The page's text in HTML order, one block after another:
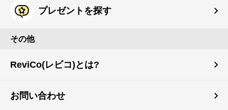
プレゼントを探す
その他
ReviCo(レビコ)とは?
お問い合わせ